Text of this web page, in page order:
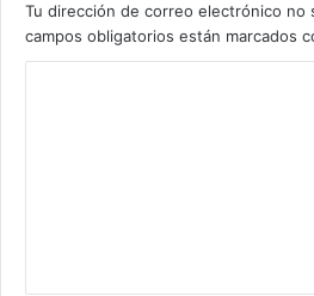
Tu dirección de correo electrónico no
campos obligatorios están marcados